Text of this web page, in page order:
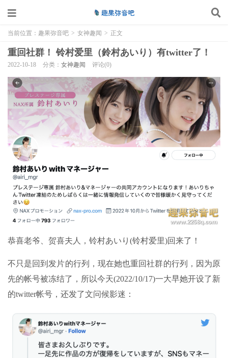
当前位置： 趣果弥音吧 > 女神趣闻 > 正文
重回社群！ 铃村爱里（鈴村あいり）有twitter了！
2022-10-18 分类： 女神趣闻 评论(0)
恭喜老爷、贺喜夫人，铃村あいり(铃村爱里)回来了！
不只是回到发片的行列，现在她也重回社群的行列，因为原
先的帐号被冻结了，所以今天(2022/10/17)一大早她开设了新
的twitter帐号，还发了文问候影迷：